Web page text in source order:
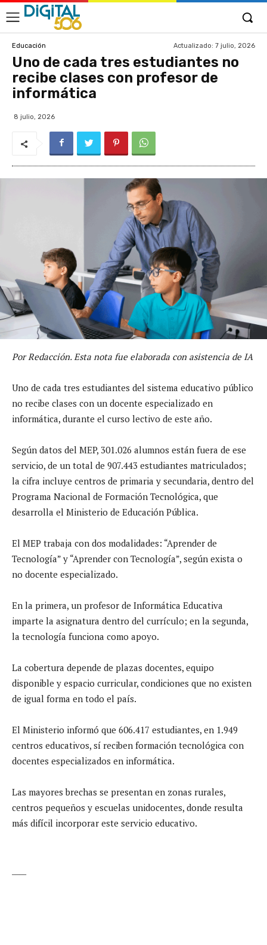
Educación Actualizado: 7 julio, 2026
Uno de cada tres estudiantes no
recibe clases con profesor de
informática
8 julio, 2026
Por Redacción. Esta nota fue elaborada con asistencia de IA
Uno de cada tres estudiantes del sistema educativo público
no recibe clases con un docente especializado en
informática, durante el curso lectivo de este año.
Según datos del MEP, 301.026 alumnos están fuera de ese
servicio, de un total de 907.443 estudiantes matriculados;
la cifra incluye centros de primaria y secundaria, dentro del
Programa Nacional de Formación Tecnológica, que
desarrolla el Ministerio de Educación Pública.
El MEP trabaja con dos modalidades: “Aprender de
Tecnología” y “Aprender con Tecnología”, según exista o
no docente especializado.
En la primera, un profesor de Informática Educativa
imparte la asignatura dentro del currículo; en la segunda,
la tecnología funciona como apoyo.
La cobertura depende de plazas docentes, equipo
disponible y espacio curricular, condiciones que no existen
de igual forma en todo el país.
El Ministerio informó que 606.417 estudiantes, en 1.949
centros educativos, sí reciben formación tecnológica con
docentes especializados en informática.
Las mayores brechas se presentan en zonas rurales,
centros pequeños y escuelas unidocentes, donde resulta
más difícil incorporar este servicio educativo.